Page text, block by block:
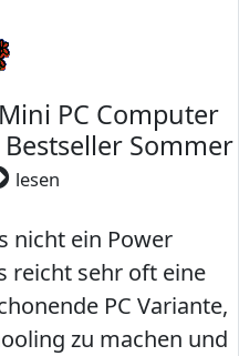
PC Computer
Sommer
lesen
nicht ein Power
reicht sehr oft eine
PC Variante,
zu machen und